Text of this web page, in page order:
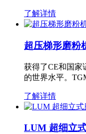
了解详情
超压梯形磨粉
获得了CE和国家
的世界水平。
了解详情
LUM 超细立